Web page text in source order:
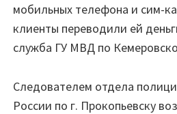
мобильных телефона и сим-
клиенты переводили ей
служба ГУ МВД по
Следователем отдела
России по г. Прокопьевску